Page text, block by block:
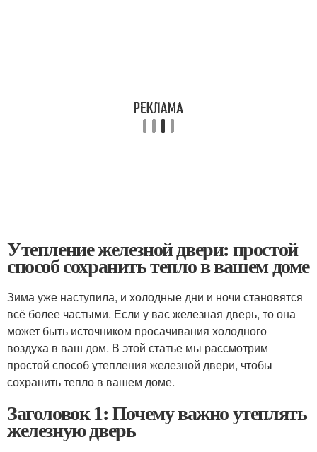
Утепление железной двери: простой
способ сохранить тепло в вашем доме
Зима уже наступила, и холодные дни и ночи становятся
всё более частыми. Если у вас железная дверь, то она
может быть источником просачивания холодного
воздуха в ваш дом. В этой статье мы рассмотрим
простой способ утепления железной двери, чтобы
сохранить тепло в вашем доме.
Заголовок 1: Почему важно утеплять
железную дверь